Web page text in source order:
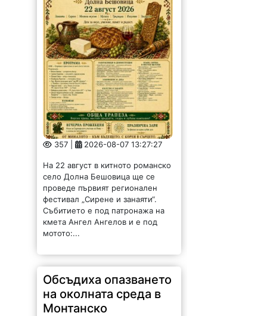
357 | 2026-08-07 13:27:27
На 22 август в китното романско
село Долна Бешовица ще се
проведе първият регионален
фестивал „Сирене и занаяти“.
Събитието е под патронажа на
кмета Ангел Ангелов и е под
мотото:...
Обсъдиха опазването
на околната среда в
Монтанско